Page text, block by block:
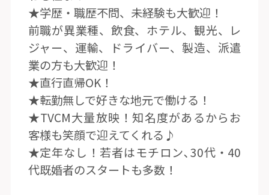
★学歴・職歴不問、未経験も大歓迎！
前職が異業種、飲食、ホテル、観光、レ
ジャー、運輸、ドライバー、製造、派遣
業の方も大歓迎！
★直行直帰OK！
★転勤無しで好きな地元で働ける！
★TVCM大量放映！知名度があるからお
客様も笑顔で迎えてくれる♪
★定年なし！若者はモチロン､30代・40
代既婚者のスタートも多数！